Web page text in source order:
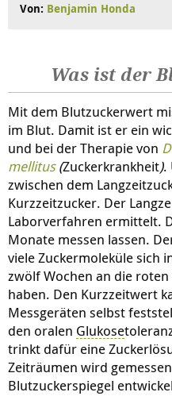
Von: Benjamin Honda
Was ist der
Mit dem Blutzuckerwert
im Blut. Damit ist er ein
und bei der Therapie von
mellitus(Zuckerkrankheit).
zwischen dem
Kurzzeitzucker. Der
Laborverfahren ermittelt.
Monate messen lassen.
viele Zuckermoleküle sich
zwölf Wochen an die
haben. Den Kurzzeitwert
Messgeräten selbst
den oralen Glukose
trinkt dafür eine
Zeiträumen wird
Blutzuckerspiegel